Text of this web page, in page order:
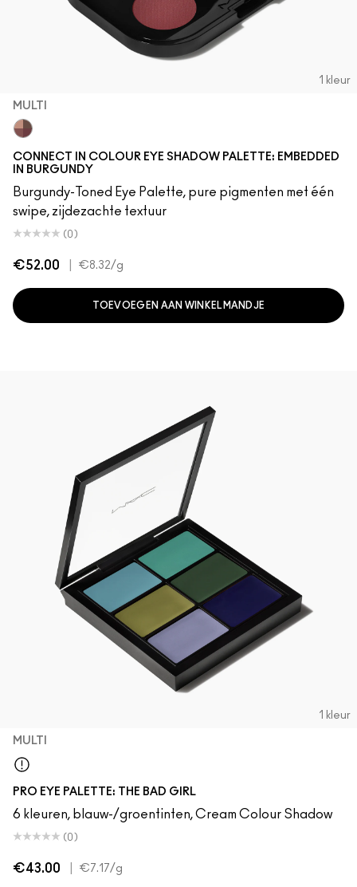
1 kleur
MULTI
CONNECT IN COLOUR EYE SHADOW PALETTE: EMBEDDED
IN BURGUNDY
Burgundy-Toned Eye Palette, pure pigmenten met één
swipe, zijdezachte textuur
(0)
€52.00 €8.32/g
TOEVOEGEN AAN WINKELMANDJE
1 kleur
MULTI
PRO EYE PALETTE: THE BAD GIRL
6 kleuren, blauw-/groentinten, Cream Colour Shadow
(0)
€43.00 €7.17/g